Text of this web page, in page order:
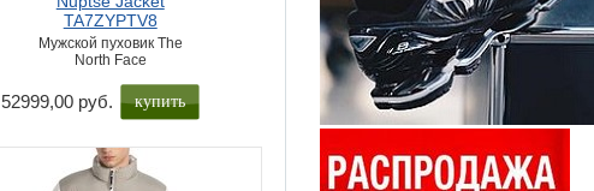
TA7ZYPTV8
Мужской пуховик The
North Face
52999,00 руб. купить